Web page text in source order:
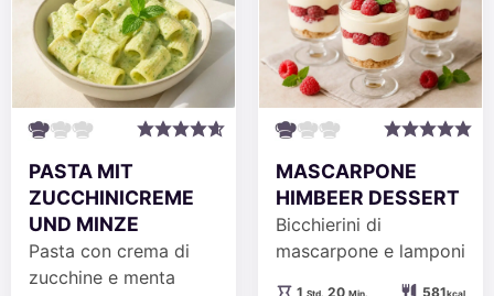
PASTA MIT
ZUCCHINICREME
UND MINZE
Pasta con crema di
zucchine e menta
MASCARPONE
HIMBEER DESSERT
Bicchierini di
mascarpone e lamponi
1Stunde
20Minuten 581